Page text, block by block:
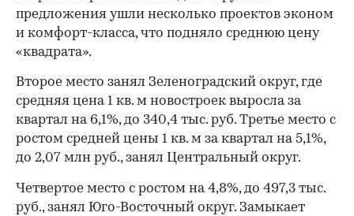
предложения ушли несколько проектов эконом
и комфорт-класса, что подняло среднюю цену
«квадрата».
Второе место занял Зеленоградский округ, где
средняя цена 1 кв. м новостроек выросла за
квартал на 6,1%, до 340,4 тыс. руб. Третье место с
ростом средней цены 1 кв. м за квартал на 5,1%,
до 2,07 млн руб., занял Центральный округ.
Четвертое место с ростом на 4,8%, до 497,3 тыс.
руб., занял Юго-Восточный округ. Замыкает